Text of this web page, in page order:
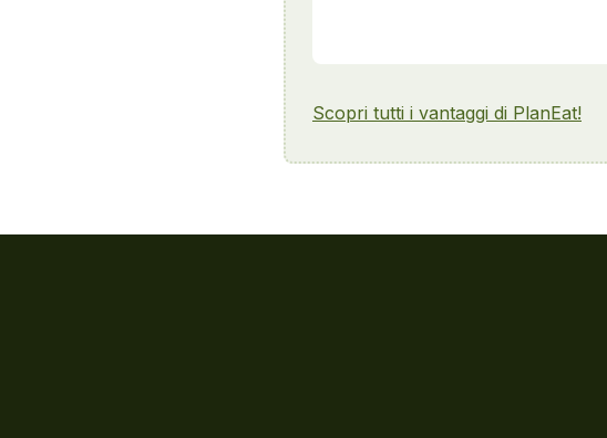
Scopri tutti i vantaggi di PlanEat!